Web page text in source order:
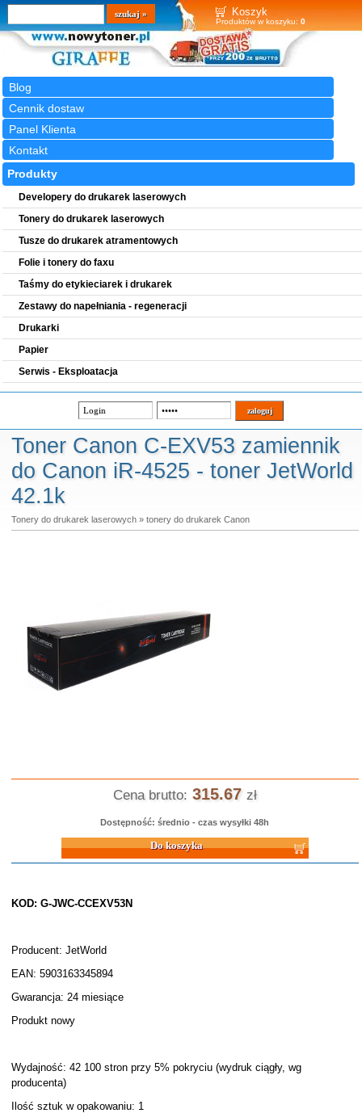
Koszyk
Produktów w koszyku: 0
Blog
Cennik dostaw
Panel Klienta
Kontakt
Wyszukiwarka
szukaj
Produkty
Developery do drukarek laserowych
Tonery do drukarek laserowych
Tusze do drukarek atramentowych
Folie i tonery do faxu
Taśmy do etykieciarek i drukarek
Zestawy do napełniania - regeneracji
Drukarki
Papier
Serwis - Eksploatacja
Toner Canon C-EXV53 zamiennik
do Canon iR-4525 - toner JetWorld
42.1k
Tonery do drukarek laserowych» tonery do drukarek Canon
Cena brutto: 315.67 zł
Dostępność: średnio - czas wysyłki 48h
Do koszyka
KOD: G-JWC-CCEXV53N
Producent: JetWorld
EAN: 5903163345894
Gwarancja: 24 miesiące
Produkt nowy
Wydajność: 42 100 stron przy 5% pokryciu (wydruk ciągły, wg
producenta)
Ilość sztuk w opakowaniu: 1